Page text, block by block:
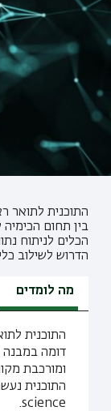
התוכנית לתואר
בין תחום
הכלים לניתוח
הדרוש לשילוב
מה לומדים
התוכנית
דומה במבנה
ומורכבת
science.